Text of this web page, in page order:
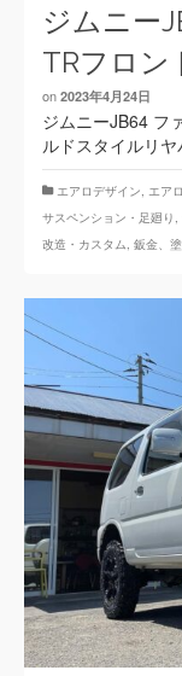
ジムニー
TRフロン
on 2023年4月24日
ジムニーJB64 フ
ルドスタイルリ
エアロデザイン, エア
サスペンション・足廻り ,
改造・カスタム, 鈑金、